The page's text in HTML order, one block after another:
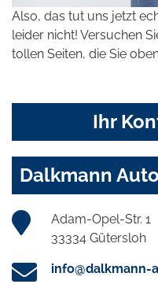
Also, das tut uns jetzt
leider nicht! Versuchen
tollen Seiten, die Sie
Ihr
Dalkmann
Adam-Opel-Str. 1
33334 Gütersloh
info@dalkmann-